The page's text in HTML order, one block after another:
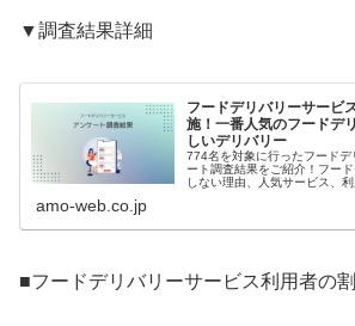
▼調査結果詳細
フードデリバリーサービ
施！一番人気のフードデ
しいデリバリー
774名を対象に行ったフード
ート調査結果をご紹介！フー
しない理由、人気サービス、
amo-web.co.jp
■フードデリバリーサービス利用者の